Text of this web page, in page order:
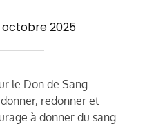
octobre 2025
le Don de Sang
redonner et
à donner du sang.